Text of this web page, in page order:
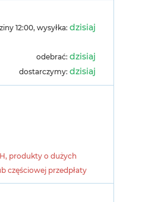
12:00, wysyłka: dzisiaj
odebrać: dzisiaj
dostarczymy: dzisiaj
produkty o dużych
częściowej przedpłaty